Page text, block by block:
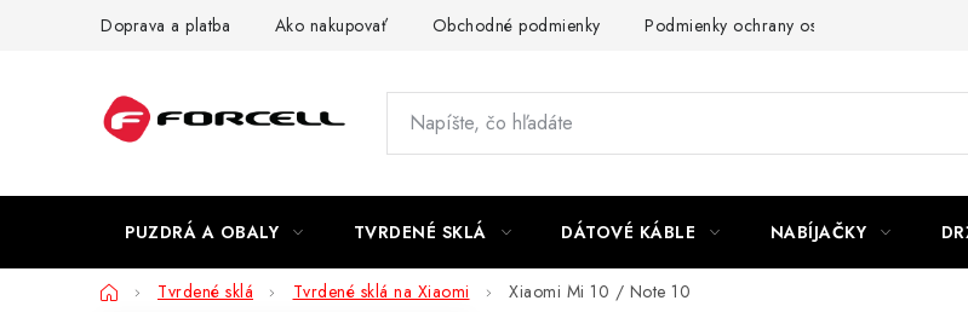
Doprava a platba Ako nakupovať Obchodné podmienky Podmienky ochrany osobných údajov
PUZDRÁ A OBALY TVRDENÉ SKLÁ DÁTOVÉ KÁBLE NABÍJAČKY
DomovTvrdené sklá Tvrdené sklá na Xiaomi Xiaomi Mi 10 / Note 10